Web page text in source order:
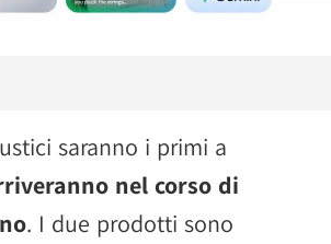
saranno i primi a
nel corso di
. I due prodotti sono